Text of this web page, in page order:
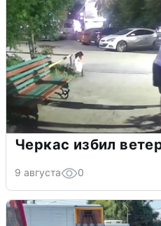
Черкас избил
9 августа 0